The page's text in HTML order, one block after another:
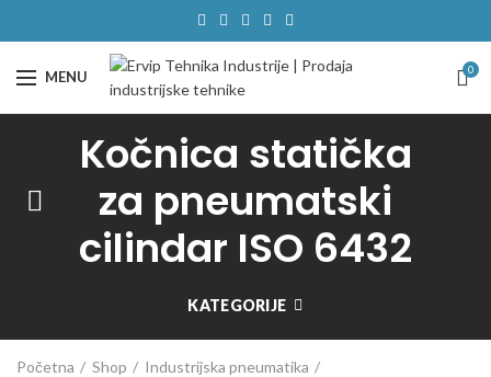
MENU 0
Kočnica statička
za pneumatski
cilindar ISO 6432
KATEGORIJE
Početna Shop
Industrijska pneumatika